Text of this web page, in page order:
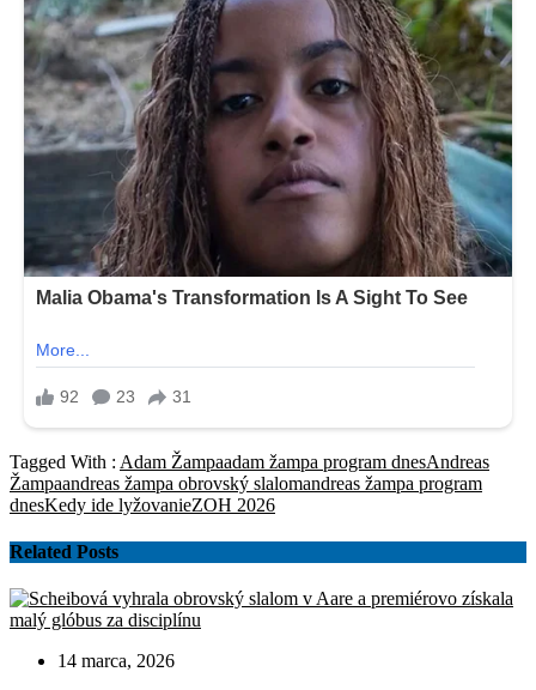
Tagged With : Adam Žampaadam žampa program dnesAndreas
Žampaandreas žampa obrovský slalomandreas žampa program
dnesKedy ide lyžovanieZOH 2026
Related Posts
14 marca, 2026